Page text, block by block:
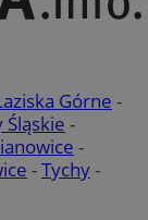
Górne -
Śląskie -
-
-Tychy-